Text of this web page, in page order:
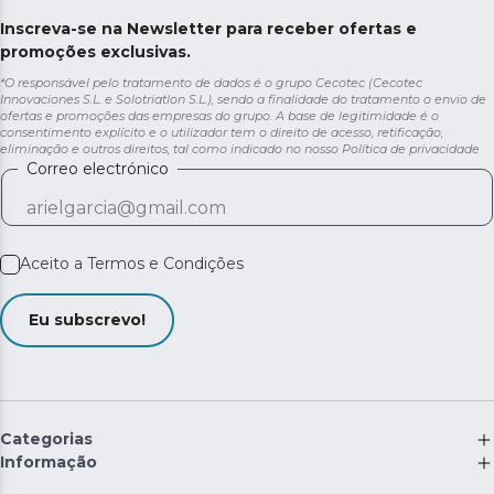
Inscreva-se na Newsletter para receber ofertas e
promoções exclusivas.
*O responsável pelo tratamento de dados é o grupo Cecotec (Cecotec
Innovaciones S.L. e Solotriatlon S.L.), sendo a finalidade do tratamento o envio de
ofertas e promoções das empresas do grupo. A base de legitimidade é o
consentimento explícito e o utilizador tem o direito de acesso, retificação,
eliminação e outros direitos, tal como indicado no nosso Política de privacidade
Correo electrónico
Aceito a Termos e Condições
Eu subscrevo!
Categorias
Informação